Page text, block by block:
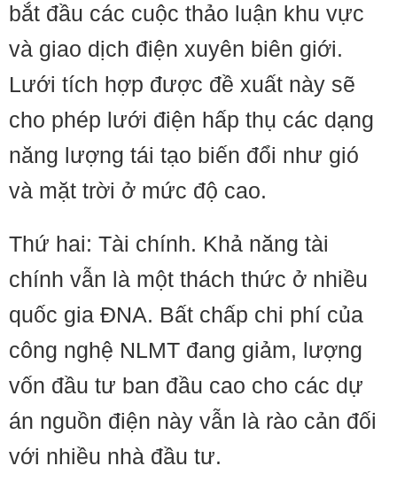
bắt đầu các cuộc thảo luận khu vực
và giao dịch điện xuyên biên giới.
Lưới tích hợp được đề xuất này sẽ
cho phép lưới điện hấp thụ các dạng
năng lượng tái tạo biến đổi như gió
và mặt trời ở mức độ cao.
Thứ hai: Tài chính. Khả năng tài
chính vẫn là một thách thức ở nhiều
quốc gia ĐNA. Bất chấp chi phí của
công nghệ NLMT đang giảm, lượng
vốn đầu tư ban đầu cao cho các dự
án nguồn điện này vẫn là rào cản đối
với nhiều nhà đầu tư.